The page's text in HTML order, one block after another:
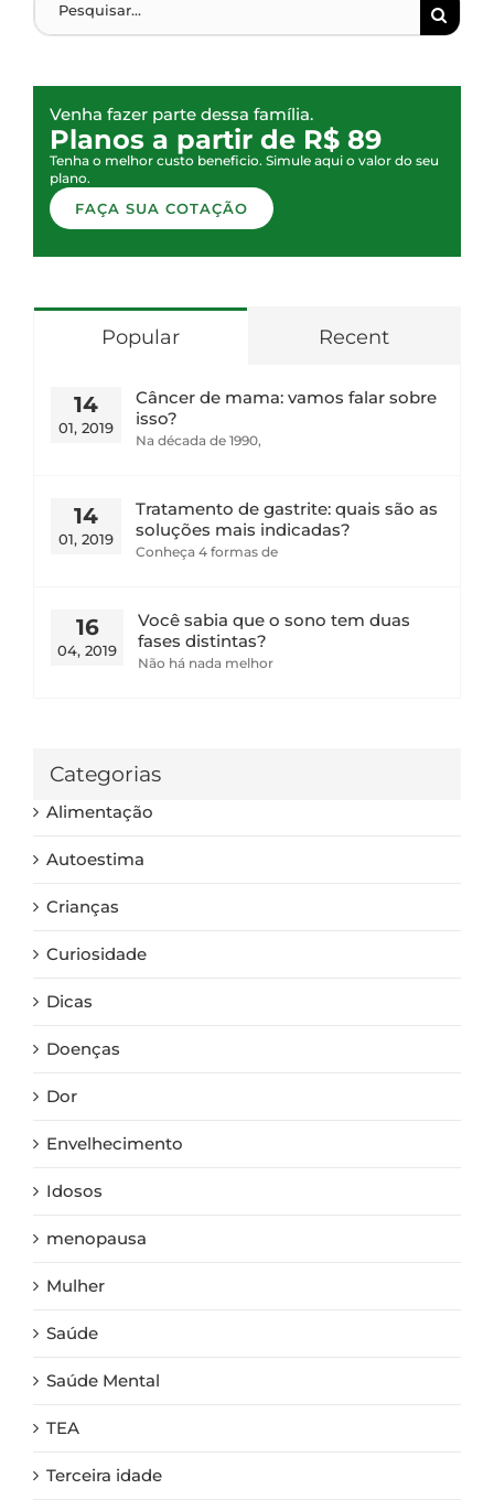
Venha fazer parte dessa família.
Planos a partir de R$ 89
Tenha o melhor custo beneficio. Simule aqui o valor do seu
plano.
FAÇA SUA COTAÇÃO
Popular Recent
14
01, 2019
Câncer de mama: vamos falar sobre
isso?
Na década de 1990,
14
01, 2019
Tratamento de gastrite: quais são as
soluções mais indicadas?
Conheça 4 formas de
16
04, 2019
Você sabia que o sono tem duas
fases distintas?
Não há nada melhor
Categorias
Alimentação
Autoestima
Crianças
Curiosidade
Dicas
Doenças
Dor
Envelhecimento
Idosos
menopausa
Mulher
Saúde
Saúde Mental
TEA
Terceira idade